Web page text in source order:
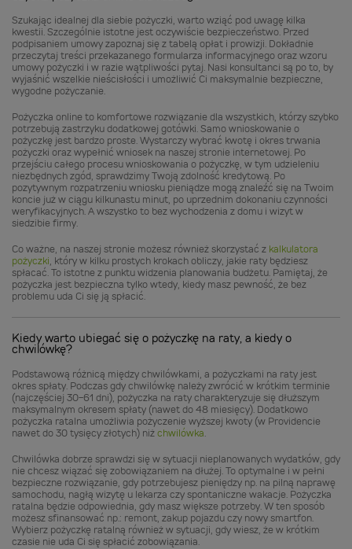
Szukając idealnej dla siebie pożyczki, warto wziąć pod uwagę kilka
kwestii. Szczególnie istotne jest oczywiście bezpieczeństwo. Przed
podpisaniem umowy zapoznaj się z tabelą opłat i prowizji. Dokładnie
przeczytaj treści przekazanego formularza informacyjnego oraz wzoru
umowy pożyczki i w razie wątpliwości pytaj. Nasi konsultanci są po to, by
wyjaśnić wszelkie nieścisłości i umożliwić Ci maksymalnie bezpieczne,
wygodne pożyczanie.
Pożyczka online to komfortowe rozwiązanie dla wszystkich, którzy szybko
potrzebują zastrzyku dodatkowej gotówki. Samo wnioskowanie o
pożyczkę jest bardzo proste. Wystarczy wybrać kwotę i okres trwania
pożyczki oraz wypełnić wniosek na naszej stronie internetowej. Po
przejściu całego procesu wnioskowania o pożyczkę, w tym udzieleniu
niezbędnych zgód, sprawdzimy Twoją zdolność kredytową. Po
pozytywnym rozpatrzeniu wniosku pieniądze mogą znaleźć się na Twoim
koncie już w ciągu kilkunastu minut, po uprzednim dokonaniu czynności
weryfikacyjnych. A wszystko to bez wychodzenia z domu i wizyt w
siedzibie firmy.
Co ważne, na naszej stronie możesz również skorzystać z kalkulatora
pożyczki, który w kilku prostych krokach obliczy, jakie raty będziesz
spłacać. To istotne z punktu widzenia planowania budżetu. Pamiętaj, że
pożyczka jest bezpieczna tylko wtedy, kiedy masz pewność, że bez
problemu uda Ci się ją spłacić.
Kiedy warto ubiegać się o pożyczkę na raty, a kiedy o
chwilówkę?
Podstawową różnicą między chwilówkami, a pożyczkami na raty jest
okres spłaty. Podczas gdy chwilówkę należy zwrócić w krótkim terminie
(najczęściej 30-61 dni), pożyczka na raty charakteryzuje się dłuższym
maksymalnym okresem spłaty (nawet do 48 miesięcy). Dodatkowo
pożyczka ratalna umożliwia pożyczenie wyższej kwoty (w Providencie
nawet do 30 tysięcy złotych) niżchwilówka.
Chwilówka dobrze sprawdzi się w sytuacji nieplanowanych wydatków, gdy
nie chcesz wiązać się zobowiązaniem na dłużej. To optymalne i w pełni
bezpieczne rozwiązanie, gdy potrzebujesz pieniędzy np. na pilną naprawę
samochodu, nagłą wizytę u lekarza czy spontaniczne wakacje. Pożyczka
ratalna będzie odpowiednia, gdy masz większe potrzeby. W ten sposób
możesz sfinansować np.: remont, zakup pojazdu czy nowy smartfon.
Wybierz pożyczkę ratalną również w sytuacji, gdy wiesz, że w krótkim
czasie nie uda Ci się spłacić zobowiązania.